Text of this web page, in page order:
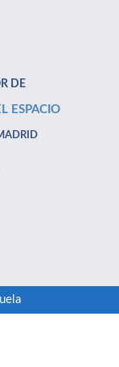
DE
ESPACIO